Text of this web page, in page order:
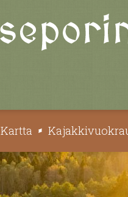
Kartta